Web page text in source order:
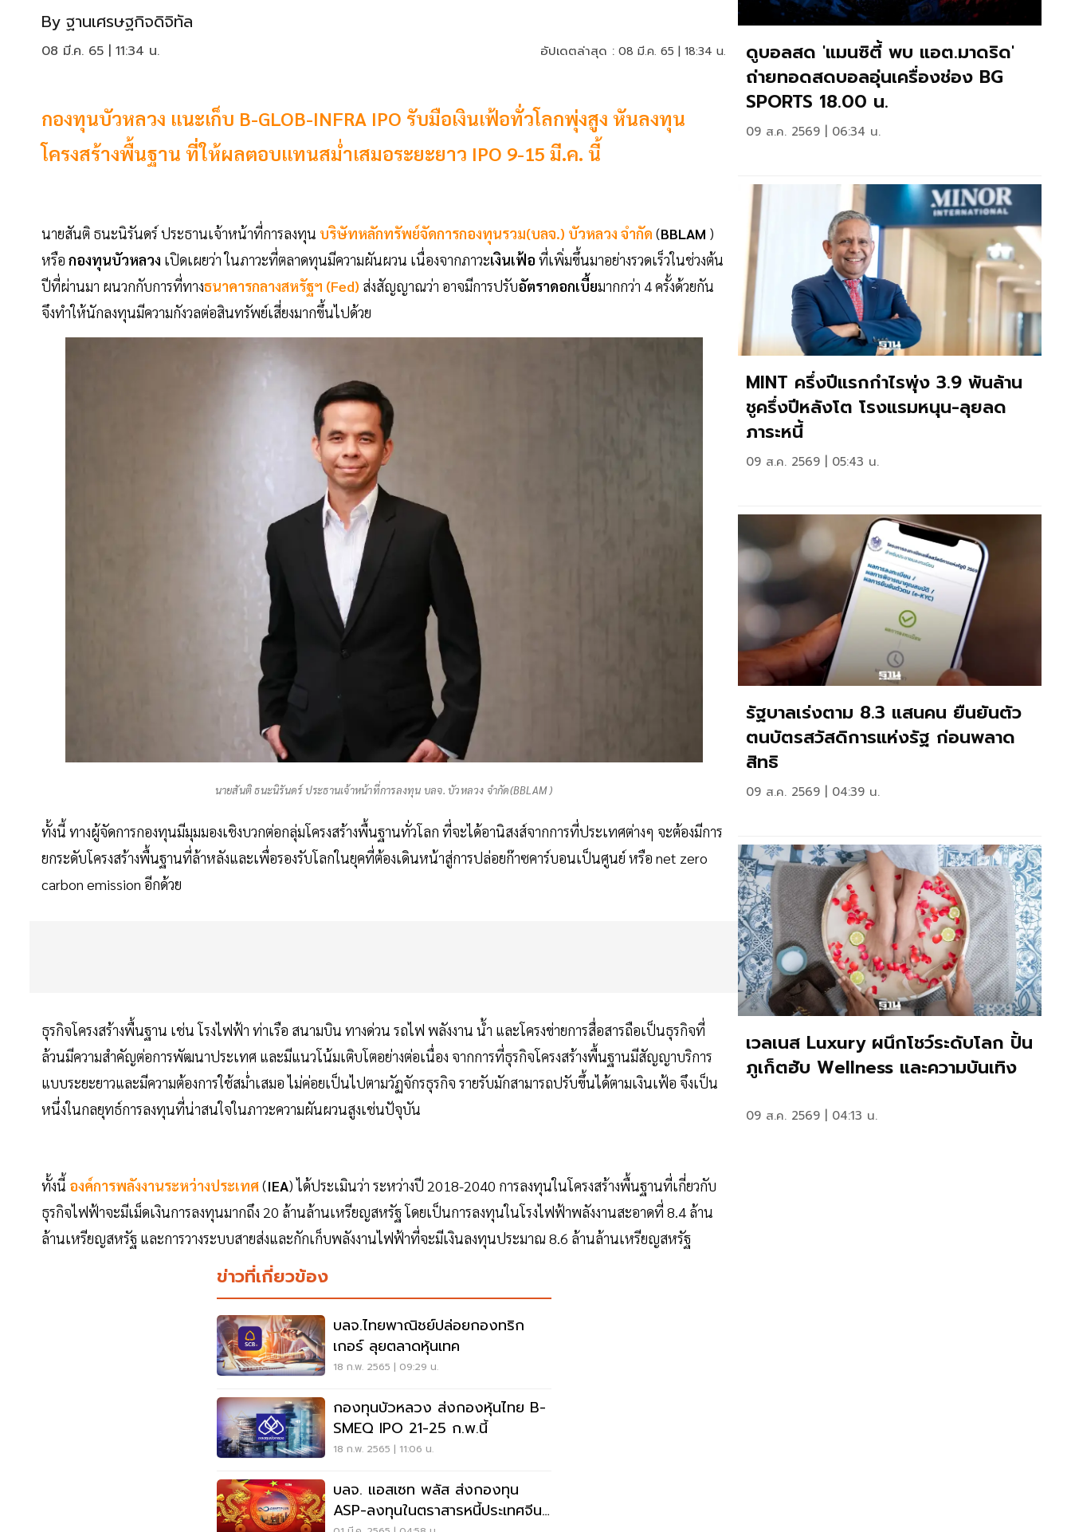
By ฐานเศรษฐกิจดิจิทัล
08 มี.ค. 65 | 11:34 น. อัปเดตล่าสุด : 08 มี.ค. 65 | 18:34 น.
กองทุนบัวหลวง แนะเก็บ B-GLOB-INFRA IPO รับมือเงินเฟ้อทั่วโลกพุ่งสูง หันลงทุน
โครงสร้างพื้นฐาน ที่ให้ผลตอบแทนสม่ำเสมอระยะยาว IPO 9-15 มี.ค. นี้
นายสันติ ธนะนิรันดร์ ประธานเจ้าหน้าที่การลงทุน บริษัทหลักทรัพย์จัดการกองทุนรวม(บลจ.) บัวหลวง จำกัด (BBLAM )
หรือ กองทุนบัวหลวง เปิดเผยว่า ในภาวะที่ตลาดทุนมีความผันผวน เนื่องจากภาวะเงินเฟ้อ ที่เพิ่มขึ้นมาอย่างรวดเร็วในช่วงต้น
ปีที่ผ่านมา ผนวกกับการที่ทางธนาคารกลางสหรัฐฯ (Fed) ส่งสัญญาณว่า อาจมีการปรับอัตราดอกเบี้ยมากกว่า 4 ครั้งด้วยกัน
จึงทําให้นักลงทุนมีความกังวลต่อสินทรัพย์เสี่ยงมากขึ้นไปด้วย
นายสันติ ธนะนิรันดร์ ประธานเจ้าหน้าที่การลงทุน บลจ. บัวหลวง จำกัด(BBLAM )
ทั้งนี้ ทางผู้จัดการกองทุนมีมุมมองเชิงบวกต่อกลุ่มโครงสร้างพื้นฐานทั่วโลก ที่จะได้อานิสงส์จากการที่ประเทศต่างๆ จะต้องมีการ
ยกระดับโครงสร้างพื้นฐานที่ล้าหลังและเพื่อรองรับโลกในยุคที่ต้องเดินหน้าสู่การปล่อยก๊าซคาร์บอนเป็นศูนย์ หรือ net zero
carbon emission อีกด้วย
ธุรกิจโครงสร้างพื้นฐาน เช่น โรงไฟฟ้า ท่าเรือ สนามบิน ทางด่วน รถไฟ พลังงาน น้ำ และโครงข่ายการสื่อสารถือเป็นธุรกิจที่
ล้วนมีความสําคัญต่อการพัฒนาประเทศ และมีแนวโน้มเติบโตอย่างต่อเนื่อง จากการที่ธุรกิจโครงสร้างพื้นฐานมีสัญญาบริการ
แบบระยะยาวและมีความต้องการใช้สม่ำเสมอ ไม่ค่อยเป็นไปตามวัฏจักรธุรกิจ รายรับมักสามารถปรับขึ้นได้ตามเงินเฟ้อ จึงเป็น
หนึ่งในกลยุทธ์การลงทุนที่น่าสนใจในภาวะความผันผวนสูงเช่นปัจุบัน
ทั้งนี้ องค์การพลังงานระหว่างประเทศ(IEA) ได้ประเมินว่า ระหว่างปี 2018-2040 การลงทุนในโครงสร้างพื้นฐานที่เกี่ยวกับ
ธุรกิจไฟฟ้าจะมีเม็ดเงินการลงทุนมากถึง 20 ล้านล้านเหรียญสหรัฐ โดยเป็นการลงทุนในโรงไฟฟ้าพลังงานสะอาดที่ 8.4 ล้าน
ล้านเหรียญสหรัฐ และการวางระบบสายส่งและกักเก็บพลังงานไฟฟ้าที่จะมีเงินลงทุนประมาณ 8.6 ล้านล้านเหรียญสหรัฐ
ข่าวที่เกี่ยวข้อง
บลจ.ไทยพาณิชย์ปล่อยกองทริก
เกอร์ ลุยตลาดหุ้นเทค
18 ก.พ. 2565 | 09:29 น.
กองทุนบัวหลวง ส่งกองหุ้นไทย B-
SMEQ IPO 21-25 ก.พ.นี้
18 ก.พ. 2565 | 11:06 น.
บลจ. แอสเซท พลัส ส่งกองทุน
ASP-ลงทุนในตราสารหนี้ประเทศจีน
ดูบอลสด 'แมนซิตี้ พบ แอต.มาดริด'
ถ่ายทอดสดบอลอุ่นเครื่องช่อง BG
SPORTS 18.00 น.
09 ส.ค. 2569 | 06:34 น.
MINT ครึ่งปีแรกกำไรพุ่ง 3.9 พันล้าน
ชูครึ่งปีหลังโต โรงแรมหนุน-ลุยลด
ภาระหนี้
09 ส.ค. 2569 | 05:43 น.
รัฐบาลเร่งตาม 8.3 แสนคน ยืนยันตัว
ตนบัตรสวัสดิการแห่งรัฐ ก่อนพลาด
สิทธิ
09 ส.ค. 2569 | 04:39 น.
เวลเนส Luxury ผนึกโชว์ระดับโลก ปั้น
ภูเก็ตฮับ Wellness และความบันเทิง
09 ส.ค. 2569 | 04:13 น.